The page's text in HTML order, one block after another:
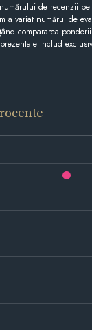
de recenzii
a variat numărul de
compararea
includ